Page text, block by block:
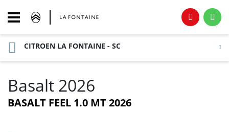
CITROEN LA FONTAINE - SC
Basalt 2026
BASALT FEEL 1.0 MT 2026